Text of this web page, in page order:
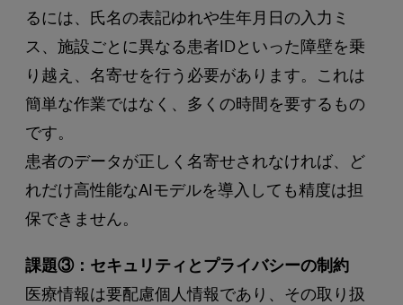
るには、氏名の表記ゆれや生年月日の入力ミ
ス、施設ごとに異なる患者IDといった障壁を乗
り越え、名寄せを行う必要があります。これは
簡単な作業ではなく、多くの時間を要するもの
です。
患者のデータが正しく名寄せされなければ、ど
れだけ高性能なAIモデルを導入しても精度は担
保できません。
課題③：セキュリティとプライバシーの制約
医療情報は要配慮個人情報であり、その取り扱